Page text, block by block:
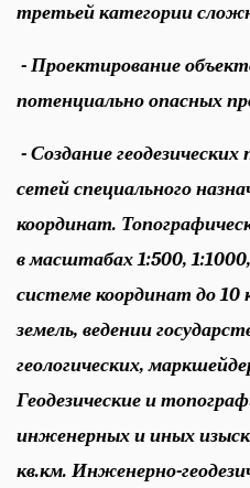
третьей категории
- Проектирование
потенциально опасных
- Создание
сетей специального
координат.
в масштабах 1:500,
системе координат до
земель, ведении
геологических,
Геодезические и
инженерных и иных
кв.км. Инженерно-